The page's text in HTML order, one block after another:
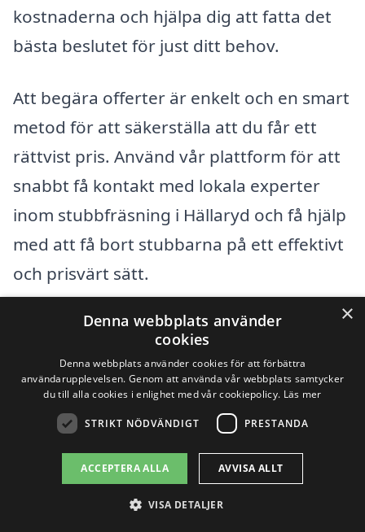
kostnaderna och hjälpa dig att fatta det
bästa beslutet för just ditt behov.
Att begära offerter är enkelt och en smart
metod för att säkerställa att du får ett
rättvist pris. Använd vår plattform för att
snabbt få kontakt med lokala experter
inom stubbfräsning i Hällaryd och få hjälp
med att få bort stubbarna på ett effektivt
och prisvärt sätt.
Få 3 erbjudanden, gratis och utan
förpliktelser
Sök efter en
professionell för
×
Denna webbplats använder
cookies
Denna webbplats använder cookies för att förbättra
användarupplevelsen. Genom att använda vår webbplats samtycker
du till alla cookies i enlighet med vår cookiepolicy. Läs mer
STRIKT NÖDVÄNDIGT PRESTANDA
ACCEPTERA ALLA AVVISA ALLT
VISA DETALJER